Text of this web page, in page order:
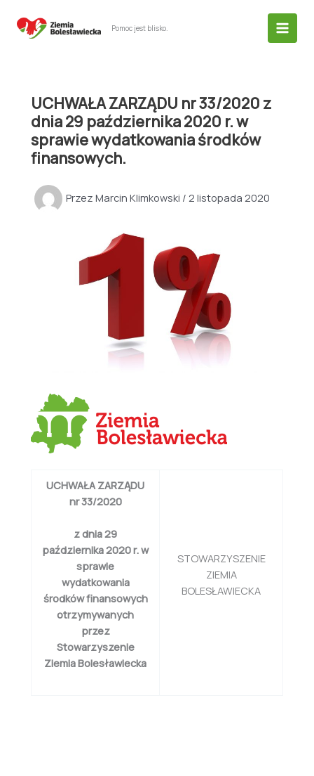
Pomoc jest blisko.
UCHWAŁA ZARZĄDU nr 33/2020 z
dnia 29 października 2020 r. w
sprawie wydatkowania środków
finansowych.
Przez Marcin Klimkowski / 2 listopada 2020
UCHWAŁA ZARZĄDU
nr 33/2020
z dnia 29
października 2020 r. w
sprawie
wydatkowania
środków finansowych
otrzymywanych
przez
Stowarzyszenie
Ziemia Bolesławiecka
STOWARZYSZENIE
ZIEMIA
BOLESŁAWIECKA